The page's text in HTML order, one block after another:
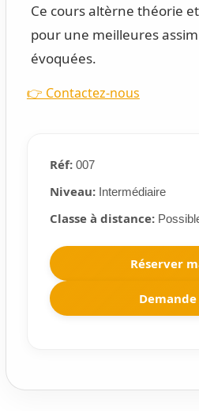
Ce cours altèrne théorie
pour une meilleures
évoquées.
👉 Contactez-nous
Réf:007
Niveau:Intermédiaire
Classe à distance:
Réserver